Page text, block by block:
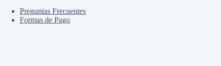
Preguntas Frecuentes
Formas de Pago